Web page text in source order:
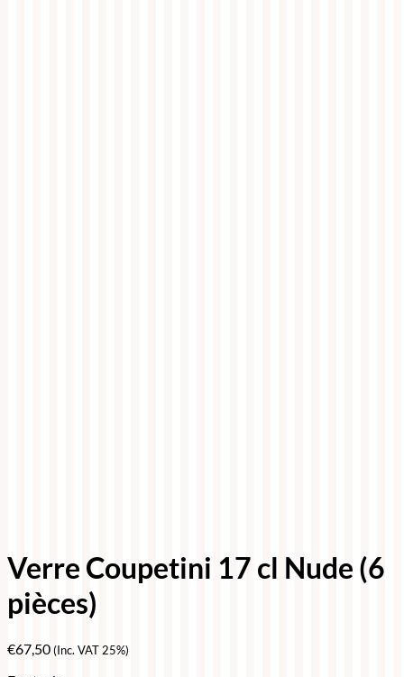
Verre Coupetini 17 cl Nude (6
pièces)
€67,50(Inc. VAT 25%)